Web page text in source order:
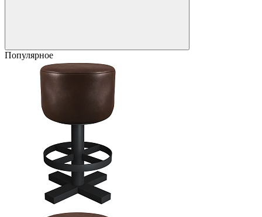
Популярное